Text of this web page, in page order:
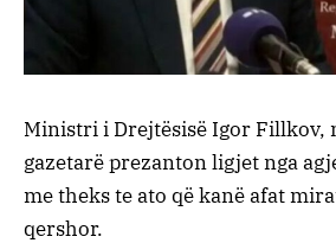
Ministri i Drejtësisë Igor Fillkov,
gazetarë prezanton ligjet nga
me theks te ato që kanë afat
qershor.